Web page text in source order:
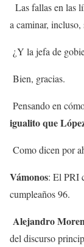
Las fallas en las
a caminar, incluso,
¿Y la jefa de
Bien, gracias.
Pensando en
igualito que
Como dicen por
Vámonos: El PRI
cumpleaños 96.
Alejandro
del discurso